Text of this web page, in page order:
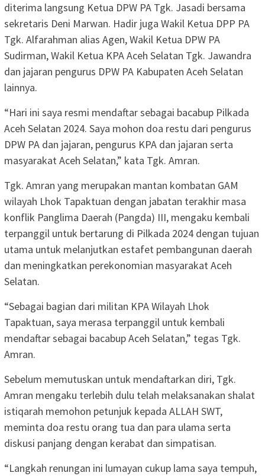
diterima langsung Ketua DPW PA Tgk. Jasadi bersama
sekretaris Deni Marwan. Hadir juga Wakil Ketua DPP PA
Tgk. Alfarahman alias Agen, Wakil Ketua DPW PA
Sudirman, Wakil Ketua KPA Aceh Selatan Tgk. Jawandra
dan jajaran pengurus DPW PA Kabupaten Aceh Selatan
lainnya.
“Hari ini saya resmi mendaftar sebagai bacabup Pilkada
Aceh Selatan 2024. Saya mohon doa restu dari pengurus
DPW PA dan jajaran, pengurus KPA dan jajaran serta
masyarakat Aceh Selatan,” kata Tgk. Amran.
Tgk. Amran yang merupakan mantan kombatan GAM
wilayah Lhok Tapaktuan dengan jabatan terakhir masa
konflik Panglima Daerah (Pangda) III, mengaku kembali
terpanggil untuk bertarung di Pilkada 2024 dengan tujuan
utama untuk melanjutkan estafet pembangunan daerah
dan meningkatkan perekonomian masyarakat Aceh
Selatan.
“Sebagai bagian dari militan KPA Wilayah Lhok
Tapaktuan, saya merasa terpanggil untuk kembali
mendaftar sebagai bacabup Aceh Selatan,” tegas Tgk.
Amran.
Sebelum memutuskan untuk mendaftarkan diri, Tgk.
Amran mengaku terlebih dulu telah melaksanakan shalat
istiqarah memohon petunjuk kepada ALLAH SWT,
meminta doa restu orang tua dan para ulama serta
diskusi panjang dengan kerabat dan simpatisan.
“Langkah renungan ini lumayan cukup lama saya tempuh,